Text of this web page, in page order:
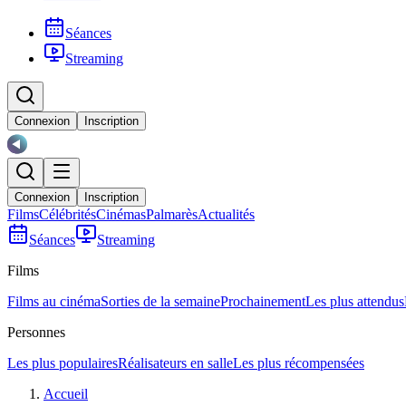
Séances
Streaming
Connexion Inscription
Connexion Inscription
FilmsCélébritésCinémasPalmarèsActualités
Séances
Streaming
Films
Films au cinémaSorties de la semaineProchainementLes plus attendus
Personnes
Les plus populairesRéalisateurs en salleLes plus récompensées
Accueil